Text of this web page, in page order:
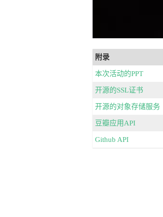
附录
本次活动的PPT
开源的SSL证书
开源的对象存储服务
豆瓣应用API
Github API